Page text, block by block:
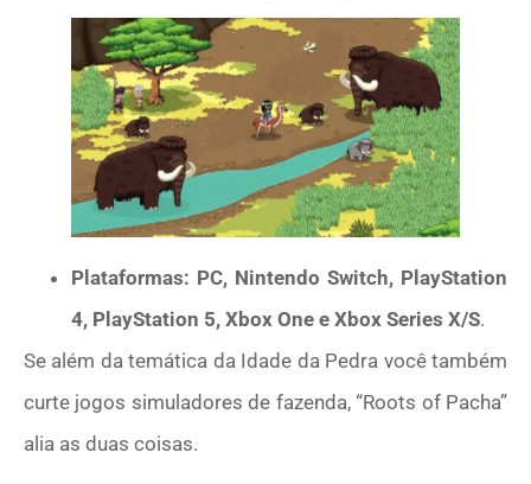
Plataformas: PC, Nintendo Switch, PlayStation
4, PlayStation 5, Xbox One e Xbox Series X/S.
Se além da temática da Idade da Pedra você também
curte jogos simuladores de fazenda, “Roots of Pacha”
alia as duas coisas.